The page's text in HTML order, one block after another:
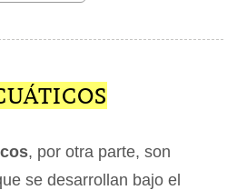
, por otra parte, son
se desarrollan bajo el